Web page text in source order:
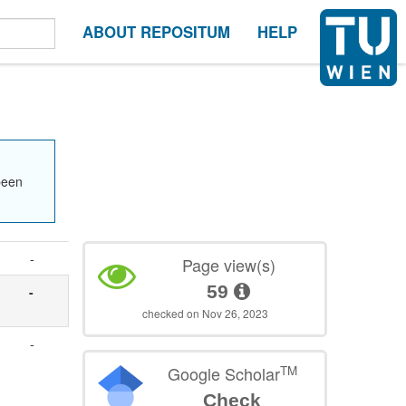
ABOUT REPOSITUM HELP
-
-
-
Page view(s)
59
checked on Nov 26, 2023
Google ScholarTM
Check